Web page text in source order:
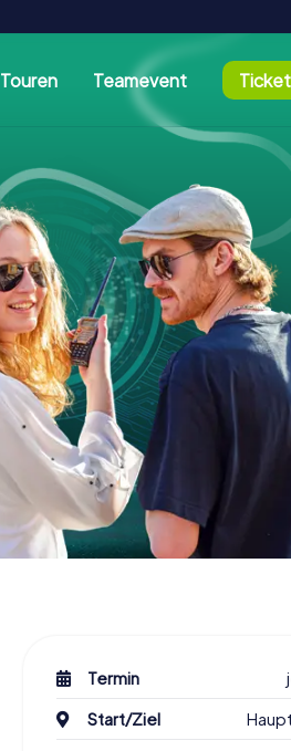
Touren Teamevent
Termin
Start/Ziel